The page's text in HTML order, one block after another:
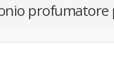
profumatore